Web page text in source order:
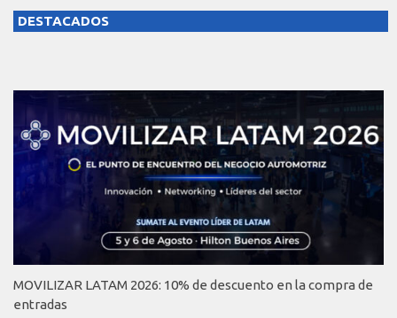
DESTACADOS
MOVILIZAR LATAM 2026: 10% de descuento en la compra de
entradas